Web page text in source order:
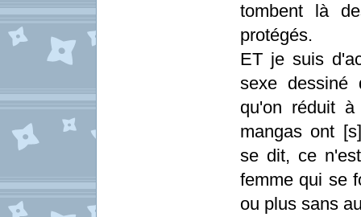
tombent là
protégés.
ET je suis
sexe dessiné
qu'on réduit
mangas ont
se dit, ce
femme qui se
ou plus sans